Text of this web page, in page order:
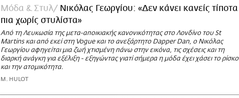
Μόδα & Στυλ
Νικόλας Γεωργίου: «Δεν κάνει κανείς τίποτα
πια χωρίς στυλίστα»
Από τη Λευκωσία της μετα-αποικιακής κανονικότητας στο Λονδίνο του St
Martins και από εκεί στη Vogue και το ανεξάρτητο Dapper Dan, ο Νικόλας
Γεωργίου αφηγείται μια ζωή χτισμένη πάνω στην εικόνα, τις σχέσεις και τη
διαρκή ανάγκη για εξέλιξη - εξηγώντας γιατί σήμερα η μόδα έχει χάσει το ρίσκο
και την ατομικότητα.
M. HULOT